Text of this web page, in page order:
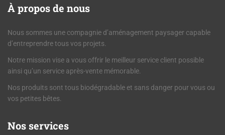
Àpropos de nous
Nous sommes une compagnie d’aménagement paysager capable
d’entreprendre tous vos projets.
Notre mission vise a vous offrir le meilleur service client possible
ainsi qu’un service après-vente mémorable.
Nos produits sont tous biodégradable et sans danger pour vous ou
vos petites bêtes.
Nos services